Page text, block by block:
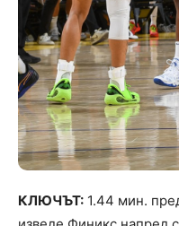
КЛЮЧЪТ: 1.44 мин.